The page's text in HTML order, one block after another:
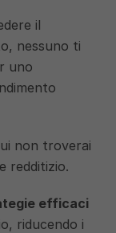
il
nessuno ti
uno
non troverai
redditizio.
efficaci
riducendo i